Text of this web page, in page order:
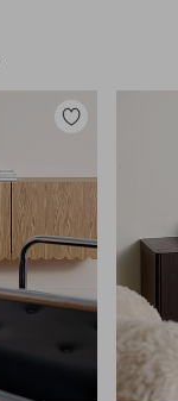
Legg